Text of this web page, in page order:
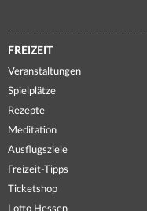
FREIZEIT
Veranstaltungen
Spielplätze
Rezepte
Meditation
Ausflugsziele
Freizeit-Tipps
Ticketshop
Lotto Hessen